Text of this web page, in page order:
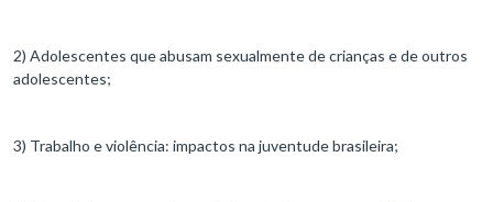
2) Adolescentes que abusam sexualmente de crianças e de outros
adolescentes;
3) Trabalho e violência: impactos na juventude brasileira;